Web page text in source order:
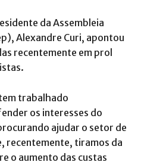
da Assembleia
Alexandre Curi, apontou
recentemente em prol
tem trabalhado
os interesses do
ajudar o setor de
recentemente, tiramos da
o aumento das custas